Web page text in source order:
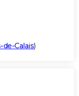
de-Calais)